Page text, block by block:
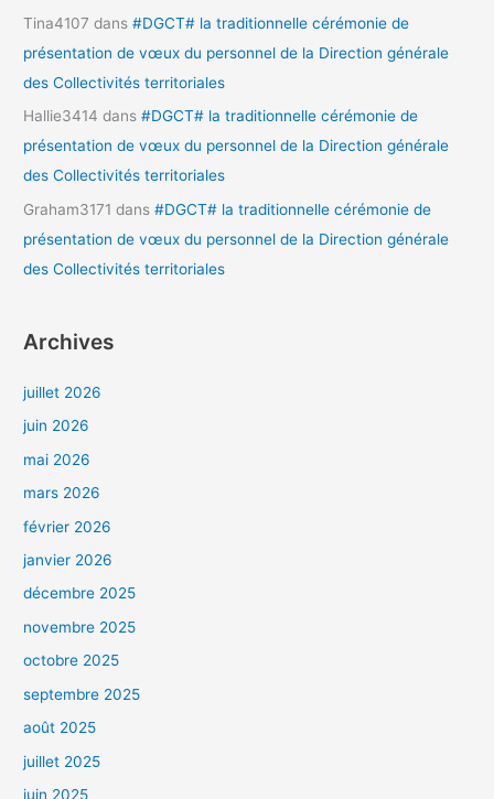
Tina4107 dans#DGCT# la traditionnelle cérémonie de
présentation de vœux du personnel de la Direction générale
des Collectivités territoriales
Hallie3414 dans#DGCT# la traditionnelle cérémonie de
présentation de vœux du personnel de la Direction générale
des Collectivités territoriales
Graham3171 dans#DGCT# la traditionnelle cérémonie de
présentation de vœux du personnel de la Direction générale
des Collectivités territoriales
Archives
juillet 2026
juin 2026
mai 2026
mars 2026
février 2026
janvier 2026
décembre 2025
novembre 2025
octobre 2025
septembre 2025
août 2025
juillet 2025
juin 2025